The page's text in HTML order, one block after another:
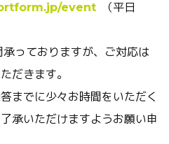
event （平日
っておりますが、ご対応は
だきます。
までに少々お時間をいただく
承いただけますようお願い申